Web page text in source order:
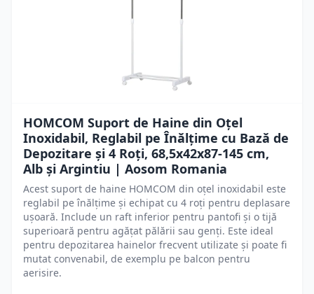
HOMCOM Suport de Haine din Oțel
Inoxidabil, Reglabil pe Înălțime cu Bază de
Depozitare și 4 Roți, 68,5x42x87-145 cm,
Alb și Argintiu | Aosom Romania
Acest suport de haine HOMCOM din oțel inoxidabil este
reglabil pe înălțime și echipat cu 4 roți pentru deplasare
ușoară. Include un raft inferior pentru pantofi și o tijă
superioară pentru agățat pălării sau genți. Este ideal
pentru depozitarea hainelor frecvent utilizate și poate fi
mutat convenabil, de exemplu pe balcon pentru
aerisire.